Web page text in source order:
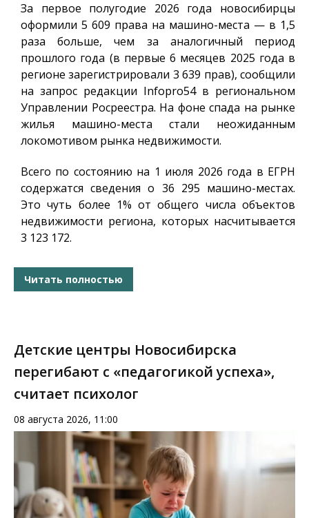
За первое полугодие 2026 года новосибирцы
оформили 5 609 права на машино-места — в 1,5
раза больше, чем за аналогичный период
прошлого года (в первые 6 месяцев 2025 года в
регионе зарегистрировали 3 639 прав), сообщили
на запрос редакции Infopro54в региональном
Управлении Росреестра. На фоне спада на рынке
жилья машино-места стали неожиданным
локомотивом рынка недвижимости.
Всего по состоянию на 1 июля 2026 года в ЕГРН
содержатся сведения о 36 295 машино-местах.
Это чуть более 1% от общего числа объектов
недвижимости региона, которых насчитывается
3 123 172.
Читать полностью
Детские центры Новосибирска
перегибают с «педагогикой успеха»,
считает психолог
08 августа 2026, 11:00